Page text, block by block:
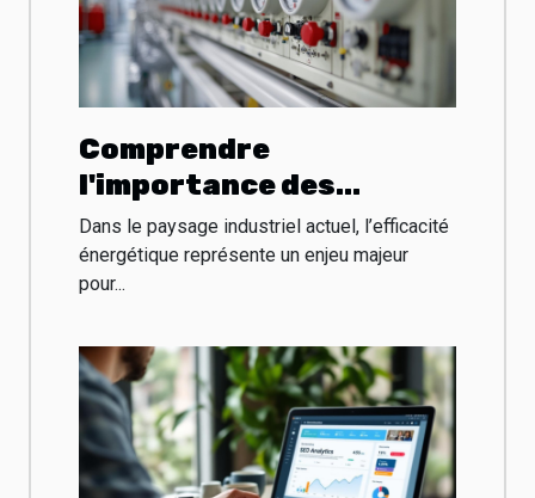
Comprendre
l'importance des
tableautiers industriels
dans l'optimisation
énergétique
Dans le paysage industriel actuel, l’efficacité
énergétique représente un enjeu majeur
pour...